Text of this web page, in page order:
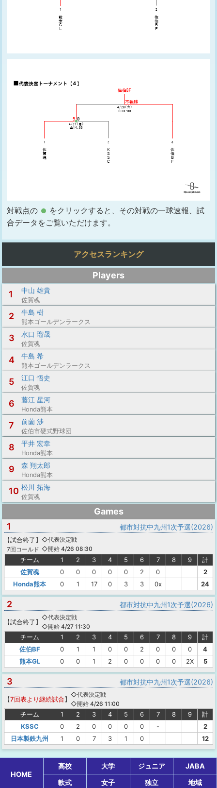
対戦点の
をクリックすると、その対戦の一球速報、試
合データをご覧いただけます。
アクセスランキング
Players
1
中山 雄貴
佐賀魂
2 牛島 樹
熊本ゴールデンラークス
3 水口 瑠晟
佐賀魂
4 牛島 希
熊本ゴールデンラークス
5 江口 悟史
佐賀魂
6 藤江 星河
Honda熊本
7 前薗 渉
佐伯市硬式野球団
8 平井 宏幸
Honda熊本
9 森 翔太郎
Honda熊本
10 松川 拓海
佐賀魂
Games
1
都市対抗中九州1次予選(2026)
【試合終了 】
7回コールド
◇代表決定戦
◇開始 4/26 08:30
チーム 1 2 3 4 5 6 7 8 9
計
佐賀魂
0 0 0 0 0 2 0
2
Honda熊本
0 1 17 0 3 3 0x 24
2 都市対抗中九州1次予選(2026)
【試合終了 】
◇代表決定戦
◇開始 4/27 11:30
チーム 1 2 3 4 5 6 7 8 9
計
佐伯BF
0 1 1 0 0 2 0 0 0
4
熊本GL
0 0 1 2 0 0 0 0 2X 5
3 都市対抗中九州1次予選(2026)
【7回表より継続試合】
◇代表決定戦
◇開始 4/26 11:00
チーム 1 2 3 4 5 6 7 8 9
計
KSSC
0 2 0 0 0 0 -
2
日本製鉄九州
1 0 7 3 1 0 12
HOME
高校 大学 ジュニア
JABA
軟式
女子 独立 地域